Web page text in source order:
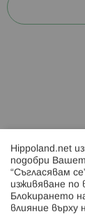
Hippoland.net
подобри
“Съгласявам
изживяване по
Блокирането
влияние върху